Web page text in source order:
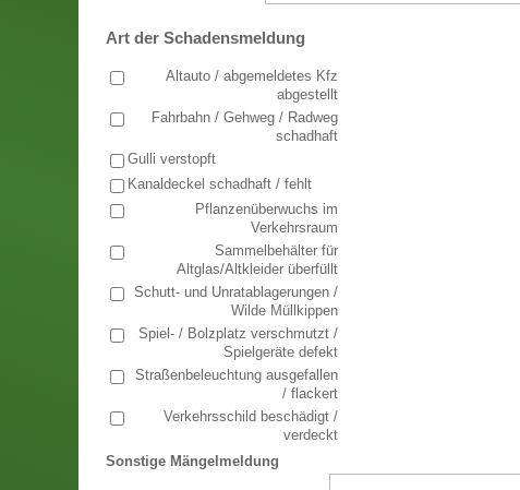
Art der Schadensmeldung
Altauto / abgemeldetes Kfz
abgestellt
Fahrbahn / Gehweg / Radweg
schadhaft
Gulli verstopft
Kanaldeckel schadhaft / fehlt
Pflanzenüberwuchs im
Verkehrsraum
Sammelbehälter für
Altglas/Altkleider überfüllt
Schutt- und Unratablagerungen /
Wilde Müllkippen
Spiel- / Bolzplatz verschmutzt /
Spielgeräte defekt
Straßenbeleuchtung ausgefallen
/ flackert
Verkehrsschild beschädigt /
verdeckt
Sonstige Mängelmeldung